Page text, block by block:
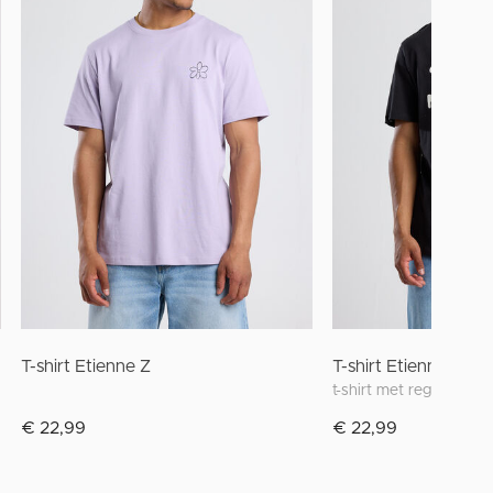
T-shirt Etienne Z
€ 22,99
T-shirt Etienne Z
t-shirt met regular fit,
€ 22,99